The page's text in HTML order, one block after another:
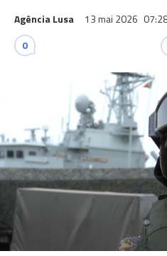
Agência Lusa 13 mai 2026
0